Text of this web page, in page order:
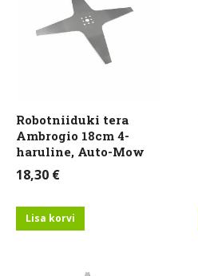
Robotniiduki tera
Ambrogio 18cm 4-
haruline, Auto-Mow
18,30 €
Lisa korvi